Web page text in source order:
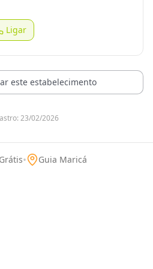
Ligar
este estabelecimento
23/02/2026
• Guia Maricá